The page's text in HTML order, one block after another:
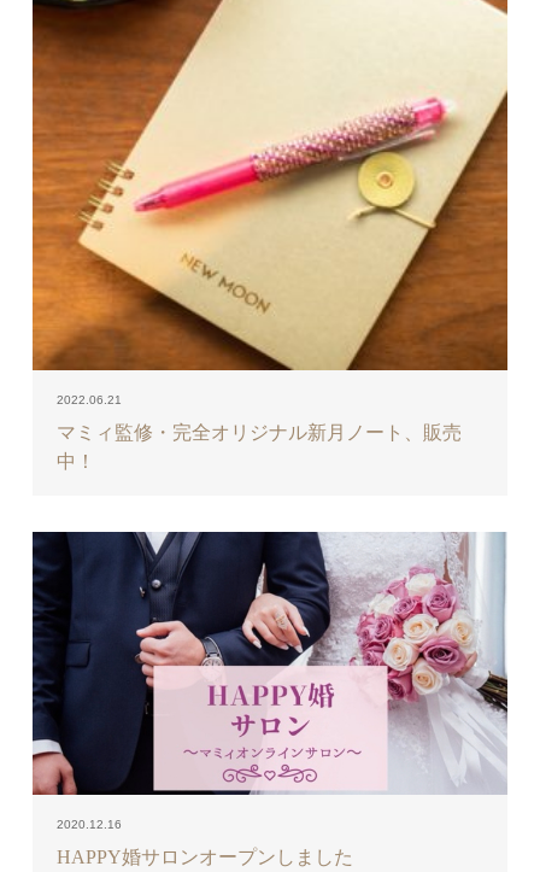
2022.06.21
マミィ監修・完全オリジナル新月ノート、販売
中！
2020.12.16
HAPPY婚サロンオープンしました